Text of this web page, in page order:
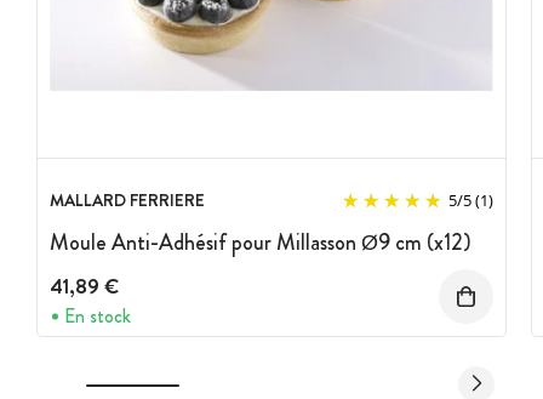
MALLARD FERRIERE 5/5(1)
Moule Anti-Adhésif pour Millasson Ø9 cm (x12)
41,89 €
En stock